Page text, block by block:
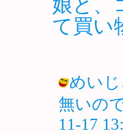
娘と
て買い
めい
無いの
11-17